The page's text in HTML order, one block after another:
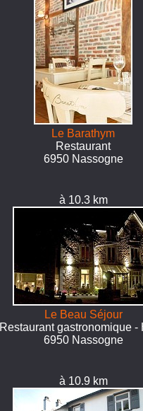
Le Barathym
Restaurant
6950 Nassogne
à 10.3 km
Le Beau Séjour
Restaurant gastronomique -
6950 Nassogne
à 10.9 km